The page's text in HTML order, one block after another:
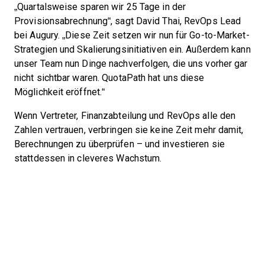
„Quartalsweise sparen wir 25 Tage in der
Provisionsabrechnung“, sagt David Thai, RevOps Lead
bei Augury. „Diese Zeit setzen wir nun für Go-to-Market-
Strategien und Skalierungsinitiativen ein. Außerdem kann
unser Team nun Dinge nachverfolgen, die uns vorher gar
nicht sichtbar waren. QuotaPath hat uns diese
Möglichkeit eröffnet.“
Wenn Vertreter, Finanzabteilung und RevOps alle den
Zahlen vertrauen, verbringen sie keine Zeit mehr damit,
Berechnungen zu überprüfen – und investieren sie
stattdessen in cleveres Wachstum.